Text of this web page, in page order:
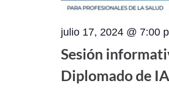
julio 17, 2024 @ 7:00
Sesión
Diplomado de